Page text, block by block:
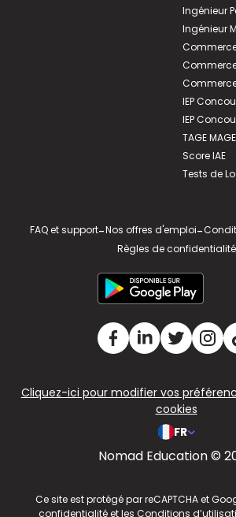
Ingénieur
Ingénieur
IEP
IEP
TAGE MAGE
Score IAE
Tests de
FAQ et support-Nos offres d'emploi-
Règles de confidentialité
Cliquez-ici pour modifier vos
cookies
FR
Nomad Education ©
Ce site est protégé par reCAPTCHA et
confidentialitéet les Conditions